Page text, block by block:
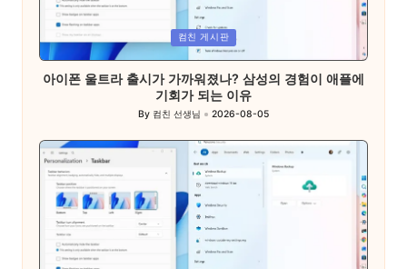
Posted
in
컴친 게시판
아이폰 울트라 출시가 가까워졌나? 삼성의 경험이 애플에
기회가 되는 이유
Posted
By 컴친 선생님 2026-08-05